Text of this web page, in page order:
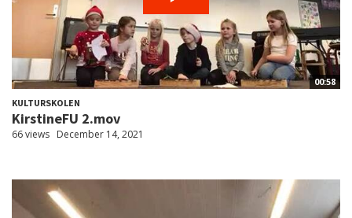
00:58
KULTURSKOLEN
KirstineFU 2.mov
66 views December 14, 2021